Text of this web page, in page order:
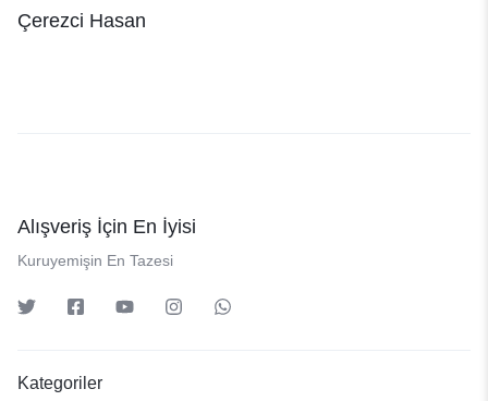
Çerezci Hasan
Alışveriş İçin En İyisi
Kuruyemişin En Tazesi
Kategoriler